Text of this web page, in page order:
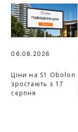
06.08.2026
Ціни на S1 Obolon
зростають з 17
серпня